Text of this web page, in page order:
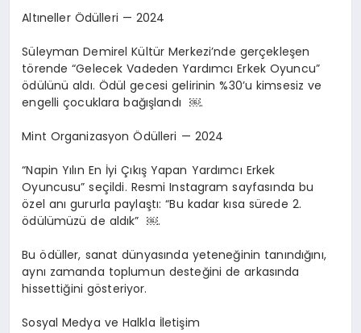
Altıneller Ödülleri — 2024
Süleyman Demirel Kültür Merkezi’nde gerçekleşen
törende “Gelecek Vadeden Yardımcı Erkek Oyuncu”
ödülünü aldı. Ödül gecesi gelirinin %30’u kimsesiz ve
engelli çocuklara bağışlandı ￼.
Mint Organizasyon Ödülleri — 2024
“Napin Yılın En İyi Çıkış Yapan Yardımcı Erkek
Oyuncusu” seçildi. Resmi Instagram sayfasında bu
özel anı gururla paylaştı: “Bu kadar kısa sürede 2.
ödülümüzü de aldık”￼.
Bu ödüller, sanat dünyasında yeteneğinin tanındığını,
aynı zamanda toplumun desteğini de arkasında
hissettiğini gösteriyor.
Sosyal Medya ve Halkla İletişim